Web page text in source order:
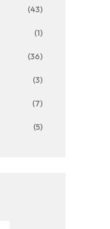
(43)
(1)
(36)
(3)
(7)
(5)